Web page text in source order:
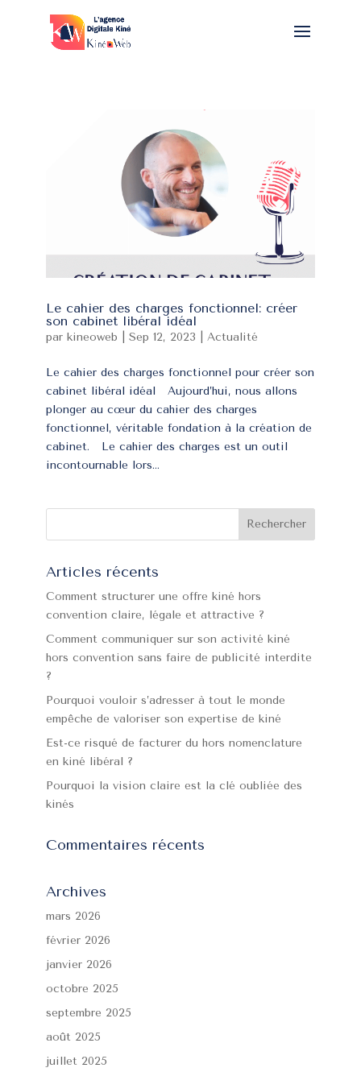
Le cahier des charges fonctionnel: créer
son cabinet libéral idéal
par kineoweb Sep 12, 2023 Actualité
Le cahier des charges fonctionnel pour créer son
cabinet libéral idéal Aujourd’hui, nous allons
plonger au cœur du cahier des charges
fonctionnel, véritable fondation à la création de
cabinet. Le cahier des charges est un outil
incontournable lors...
Articles récents
Comment structurer une offre kiné hors
convention claire, légale et attractive ?
Comment communiquer sur son activité kiné
hors convention sans faire de publicité interdite
?
Pourquoi vouloir s’adresser à tout le monde
empêche de valoriser son expertise de kiné
Est-ce risqué de facturer du hors nomenclature
en kiné libéral ?
Pourquoi la vision claire est la clé oubliée des
kinés
Commentaires récents
Archives
mars 2026
février 2026
janvier 2026
octobre 2025
septembre 2025
août 2025
juillet 2025